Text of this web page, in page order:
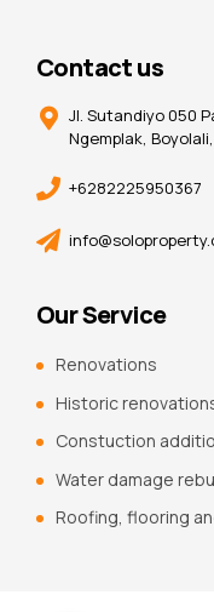
Contact us
Jl. Sutandiyo 050
Ngemplak,
+6282225950367
Our Service
Renovations
Historic
Constuction
Water damage
Roofing, flooring